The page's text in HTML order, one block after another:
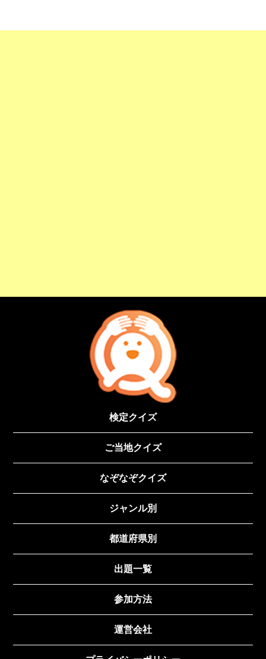
検定クイズ
ご当地クイズ
なぞなぞクイズ
ジャンル別
都道府県別
出題一覧
参加方法
運営会社